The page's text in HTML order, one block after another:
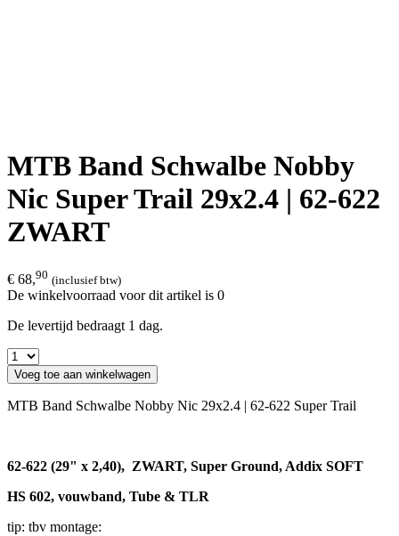
MTB Band Schwalbe Nobby
Nic Super Trail 29x2.4 | 62-622
ZWART
€ 68,90 (inclusief btw)
De winkelvoorraad voor dit artikel is 0
De levertijd bedraagt 1 dag.
Voeg toe aan winkelwagen
MTB Band Schwalbe Nobby Nic 29x2.4 | 62-622 Super Trail
62-622 (29" x 2,40), ZWART, Super Ground, Addix SOFT
HS 602, vouwband, Tube & TLR
tip: tbv montage: